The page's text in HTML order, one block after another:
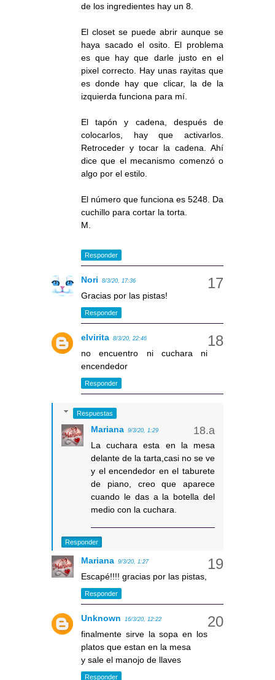
de los ingredientes hay un 8.
El closet se puede abrir aunque se
haya sacado el osito. El problema
es que hay que darle justo en el
pixel correcto. Hay unas rayitas que
es donde hay que clicar, la de la
izquierda funciona para mí.
El tapón y cadena, después de
colocarlos, hay que activarlos.
Retroceder y tocar la cadena. Ahí
dice que el mecanismo comenzó o
algo por el estilo.
El número que funciona es 5248. Da
cuchillo para cortar la torta.
M.
Responder
Nori 8/3/20, 17:36
Gracias por las pistas!
Responder
elvirita 8/3/20, 22:46
no encuentro ni cuchara ni
encendedor
Responder
Respuestas
Mariana 9/3/20, 1:29
La cuchara esta en la mesa
delante de la tarta,casi no se ve
y el encendedor en el taburete
de piano, creo que aparece
cuando le das a la botella del
medio con la cuchara.
Responder
Mariana 9/3/20, 1:27
Escapé!!!! gracias por las pistas,
Responder
Unknown 16/3/20, 12:22
finalmente sirve la sopa en los
platos que estan en la mesa
y sale el manojo de llaves
Responder